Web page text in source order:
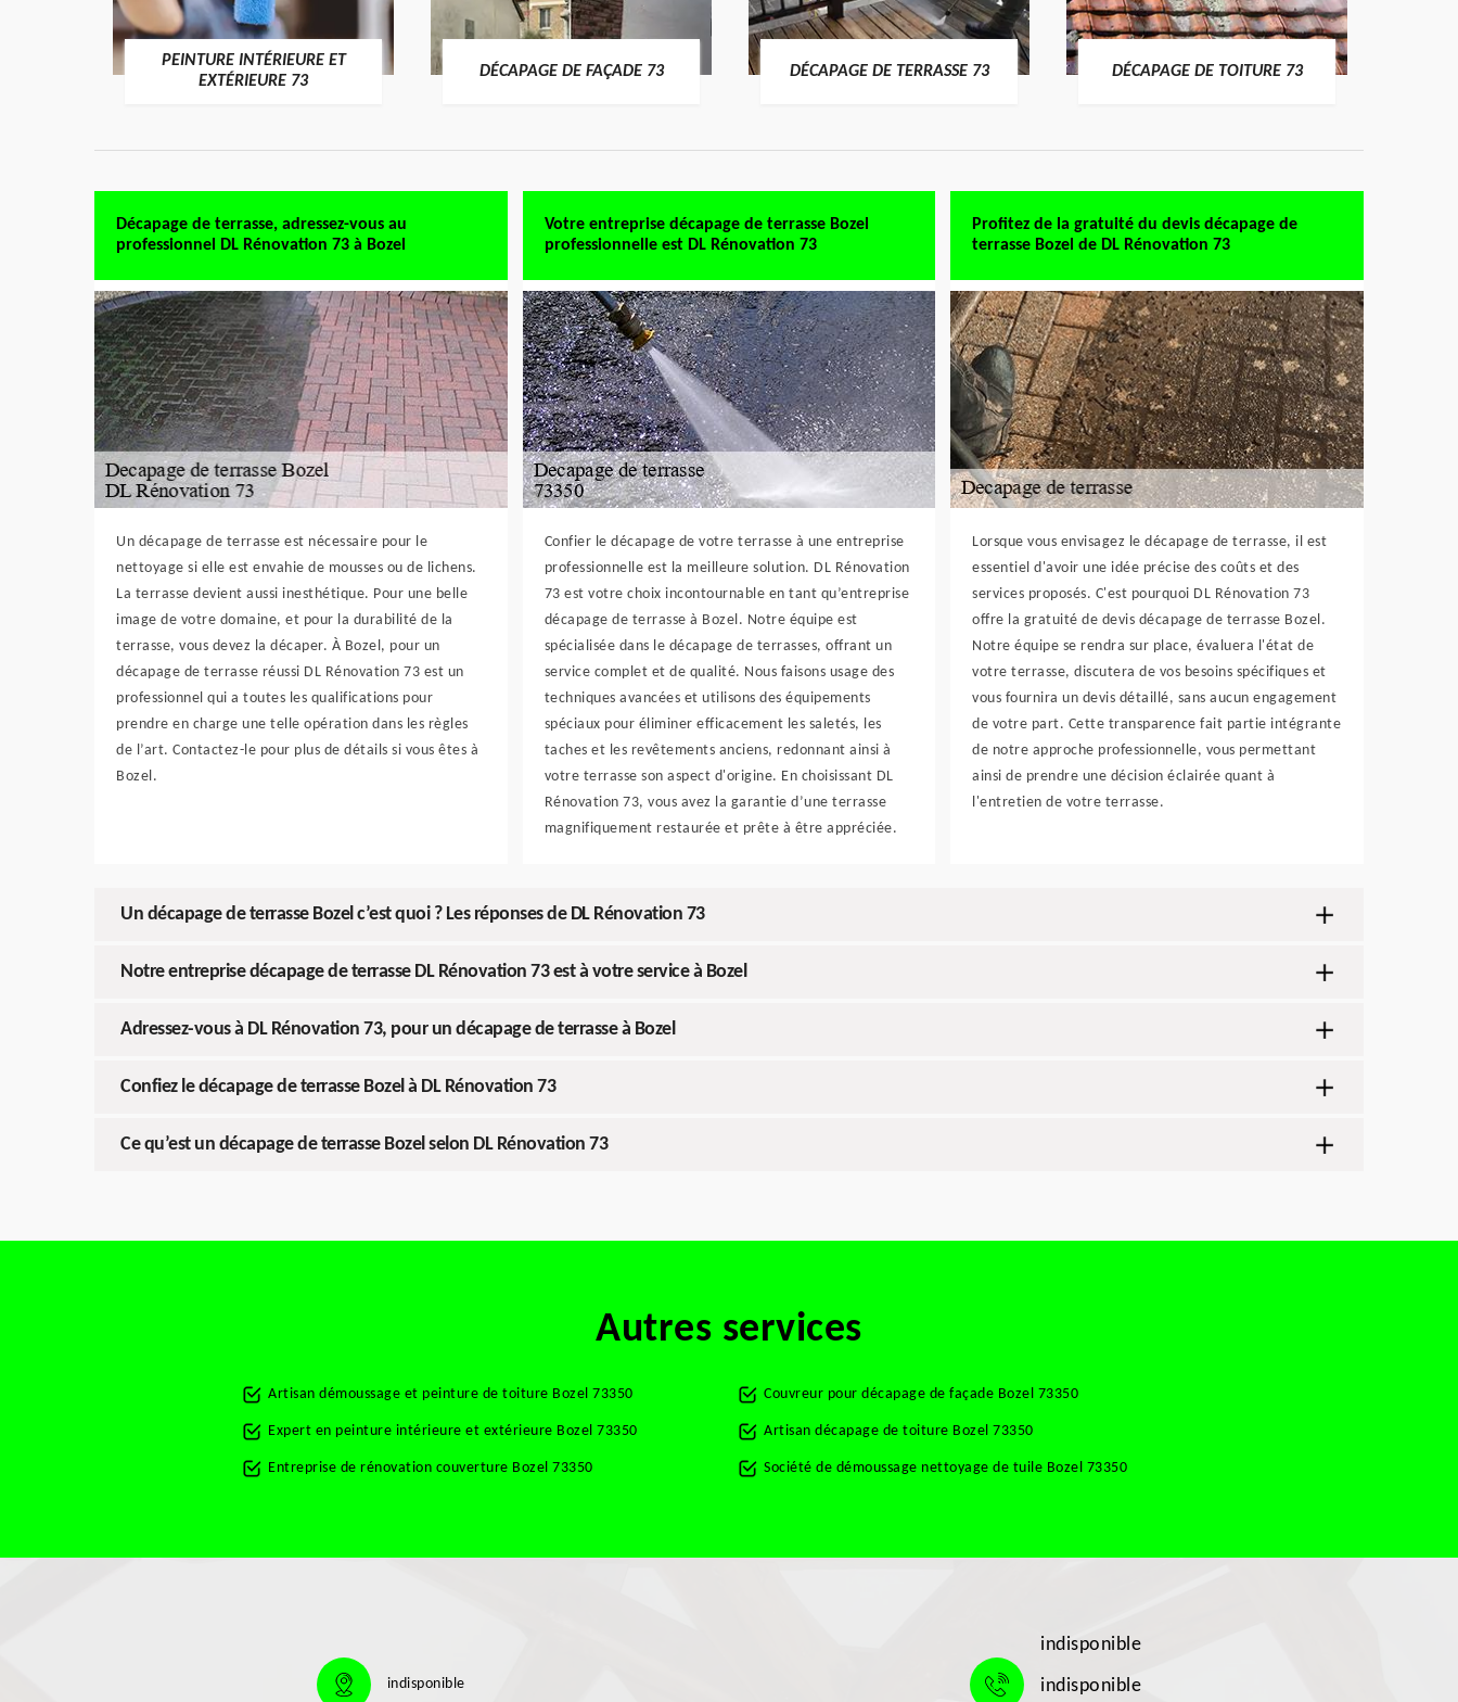
PEINTURE INTÉRIEURE ET
EXTÉRIEURE 73
DÉCAPAGE DE FAÇADE 73 DÉCAPAGE DE TERRASSE 73 DÉCAPAGE DE TOITURE 73
Décapage de terrasse, adressez-vous au
professionnel DL Rénovation 73 à Bozel
Un décapage de terrasse est nécessaire pour le
nettoyage si elle est envahie de mousses ou de lichens.
La terrasse devient aussi inesthétique. Pour une belle
image de votre domaine, et pour la durabilité de la
terrasse, vous devez la décaper. À Bozel, pour un
décapage de terrasse réussi DL Rénovation 73 est un
professionnel qui a toutes les qualifications pour
prendre en charge une telle opération dans les règles
de l’art. Contactez-le pour plus de détails si vous êtes à
Bozel.
Votre entreprise décapage de terrasse Bozel
professionnelle est DL Rénovation 73
Confier le décapage de votre terrasse à une entreprise
professionnelle est la meilleure solution. DL Rénovation
73 est votre choix incontournable en tant qu’entreprise
décapage de terrasse à Bozel. Notre équipe est
spécialisée dans le décapage de terrasses, offrant un
service complet et de qualité. Nous faisons usage des
techniques avancées et utilisons des équipements
spéciaux pour éliminer efficacement les saletés, les
taches et les revêtements anciens, redonnant ainsi à
votre terrasse son aspect d'origine. En choisissant DL
Rénovation 73, vous avez la garantie d’une terrasse
magnifiquement restaurée et prête à être appréciée.
Profitez de la gratuité du devis décapage de
terrasse Bozel de DL Rénovation 73
Lorsque vous envisagez le décapage de terrasse, il est
essentiel d'avoir une idée précise des coûts et des
services proposés. C'est pourquoi DL Rénovation 73
offre la gratuité de devis décapage de terrasse Bozel.
Notre équipe se rendra sur place, évaluera l'état de
votre terrasse, discutera de vos besoins spécifiques et
vous fournira un devis détaillé, sans aucun engagement
de votre part. Cette transparence fait partie intégrante
de notre approche professionnelle, vous permettant
ainsi de prendre une décision éclairée quant à
l'entretien de votre terrasse.
Un décapage de terrasse Bozel c’est quoi ? Les réponses de DL Rénovation 73
Notre entreprise décapage de terrasse DL Rénovation 73 est à votre service à Bozel
Adressez-vous à DL Rénovation 73, pour un décapage de terrasse à Bozel
Confiez le décapage de terrasse Bozel à DL Rénovation 73
Ce qu’est un décapage de terrasse Bozel selon DL Rénovation 73
Autres services
Artisan démoussage et peinture de toiture Bozel 73350
Expert en peinture intérieure et extérieure Bozel 73350
Entreprise de rénovation couverture Bozel 73350
Couvreur pour décapage de façade Bozel 73350
Artisan décapage de toiture Bozel 73350
Société de démoussage nettoyage de tuile Bozel 73350
indisponible
indisponible
indisponible